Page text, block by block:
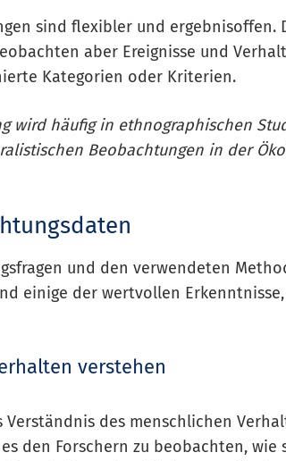
sind flexibler und ergebnisoffen.
aber Ereignisse und
Kategorien oder Kriterien.
wird häufig in ethnographischen
Beobachtungen in der
und den verwendeten
einige der wertvollen
verstehen
des menschlichen
den Forschern zu beobachten, wie